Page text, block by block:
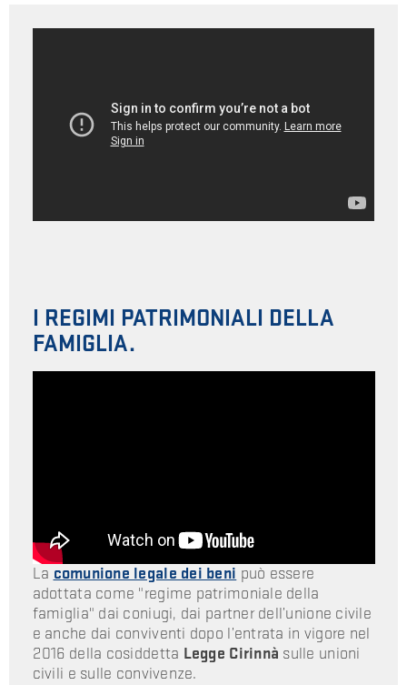
I REGIMI PATRIMONIALI DELLA
FAMIGLIA.
La comunione legale dei beni può essere
adottata come "regime patrimoniale della
famiglia" dai coniugi, dai partner dell’unione civile
e anche dai conviventi dopo l’entrata in vigore nel
2016 della cosiddetta Legge Cirinnà sulle unioni
civili e sulle convivenze.